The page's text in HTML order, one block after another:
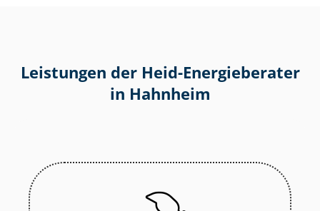
Leistungen der Heid-Energieberater
in Hahnheim